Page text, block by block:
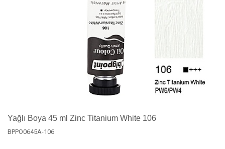
Yağlı Boya 45 ml Zinc Titanium White 106
BPPO0645A-106